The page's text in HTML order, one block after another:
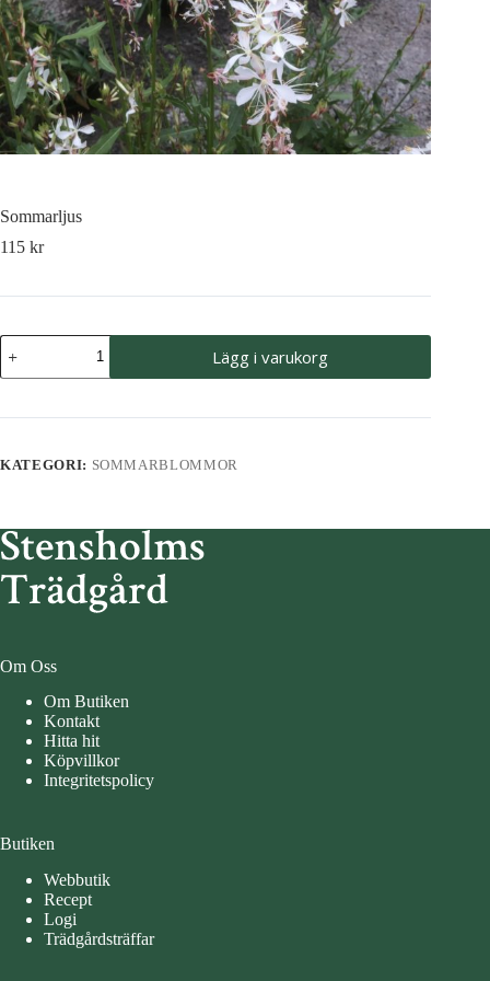
Sommarljus
115 kr
Sommarljus
mängd
Lägg i varukorg
KATEGORI: SOMMARBLOMMOR
Om Oss
Om Butiken
Kontakt
Hitta hit
Köpvillkor
Integritetspolicy
Butiken
Webbutik
Recept
Logi
Trädgårdsträffar